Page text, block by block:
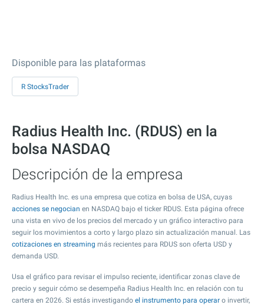
Disponible para las plataformas
R StocksTrader
Radius Health Inc. (RDUS) en la
bolsa NASDAQ
Descripción de la empresa
Radius Health Inc. es una empresa que cotiza en bolsa de USA, cuyas
acciones se negocian en NASDAQ bajo el ticker RDUS. Esta página ofrece
una vista en vivo de los precios del mercado y un gráfico interactivo para
seguir los movimientos a corto y largo plazo sin actualización manual. Las
cotizaciones en streaming más recientes para RDUS son oferta USD y
demanda USD.
Usa el gráfico para revisar el impulso reciente, identificar zonas clave de
precio y seguir cómo se desempeña Radius Health Inc. en relación con tu
cartera en 2026. Si estás investigando el instrumento para operar o invertir,